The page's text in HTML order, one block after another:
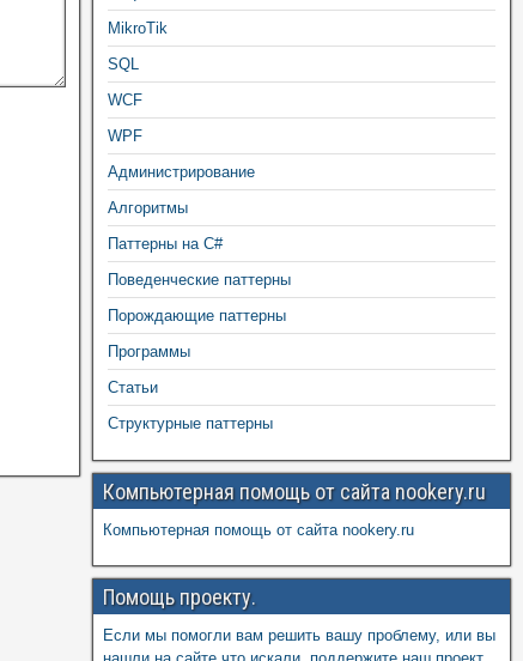
MikroTik
SQL
WCF
WPF
Администрирование
Алгоритмы
Паттерны на C#
Поведенческие паттерны
Порождающие паттерны
Программы
Статьи
Структурные паттерны
Компьютерная помощь от сайта nookery.ru
Компьютерная помощь от сайта nookery.ru
Помощь проекту.
Если мы помогли вам решить вашу проблему, или вы